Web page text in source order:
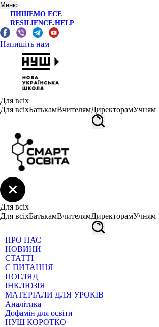
Меню
ПИШЕМО ЕСЕ
RESILIENCE.HELP
Напишіть нам
Для всіх
Для всіхБатькамВчителямДиректорамУчням
Для всіх
Для всіхБатькамВчителямДиректорамУчням
ПРО НАС
НОВИНИ
СТАТТІ
Є ПИТАННЯ
ПОГЛЯД
ІНКЛЮЗІЯ
МАТЕРІАЛИ ДЛЯ УРОКІВ
Аналітика
Дофамін для освіти
НУШ КОРОТКО